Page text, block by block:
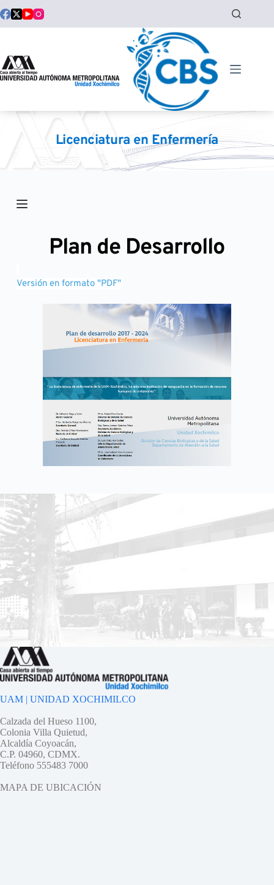
al
contenido
Licenciatura en Enfermería
Plan de Desarrollo
Versión en formato "PDF"
UAM | UNIDAD XOCHIMILCO
Calzada del Hueso 1100,
Colonia Villa Quietud,
Alcaldía Coyoacán,
C.P. 04960, CDMX.
Teléfono 555483 7000
MAPA DE UBICACIÓN